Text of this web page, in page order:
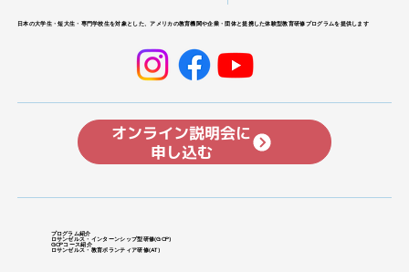
日本の大学生・短大生・専門学校生を対象とした、アメリカの教育機関や企業・団体と提携した体験型教育研修プログラムを提供します
オンライン説明会に
申し込む
プログラム紹介
ロサンゼルス・インターンシップ型研修​(GCP)
GCPコース紹介
ロサンゼルス・教育ボランティア研修(AT)